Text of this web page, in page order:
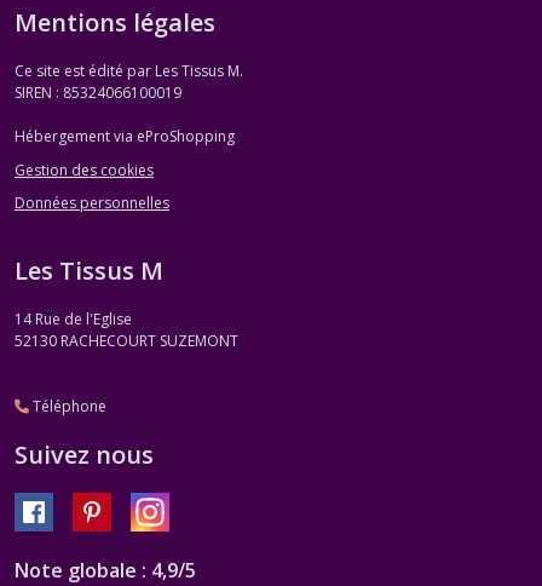
Mentions légales
Ce site est édité par Les Tissus M.
SIREN : 85324066100019
Hébergement via eProShopping
Gestion des cookies
Données personnelles
Les Tissus M
14 Rue de l'Eglise
52130 RACHECOURT SUZEMONT
Téléphone
Suivez nous
Note globale : 4,9/5